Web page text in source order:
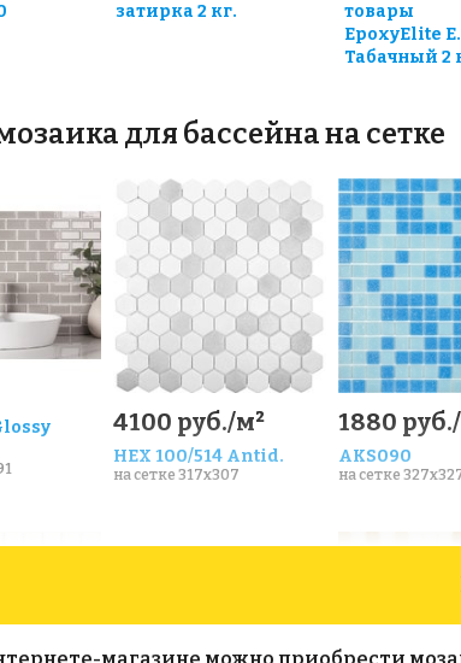
затирка 2 кг.
товары
EpoxyElite
Табачный 2
для бассейна на сетке
4100 руб./м²
HEX 100/514 Antid.
на сетке 317x307
1880
AKS090
на сетке